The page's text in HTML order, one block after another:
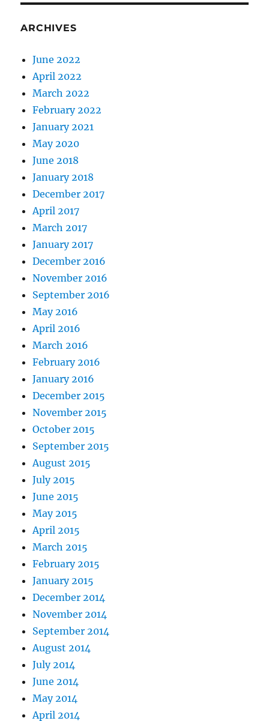
ARCHIVES
June 2022
April 2022
March 2022
February 2022
January 2021
May 2020
June 2018
January 2018
December 2017
April 2017
March 2017
January 2017
December 2016
November 2016
September 2016
May 2016
April 2016
March 2016
February 2016
January 2016
December 2015
November 2015
October 2015
September 2015
August 2015
July 2015
June 2015
May 2015
April 2015
March 2015
February 2015
January 2015
December 2014
November 2014
September 2014
August 2014
July 2014
June 2014
May 2014
April 2014